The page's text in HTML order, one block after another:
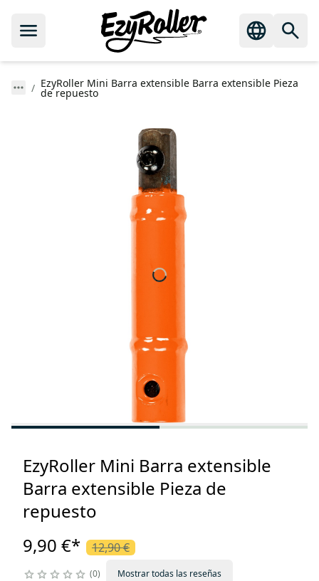
EzyRoller Mini Barra extensible Barra extensible Pieza
de repuesto
EzyRoller Mini Barra extensible
Barra extensible Pieza de
repuesto
9,90 €* 12,90 €
0 Mostrar todas las reseñas